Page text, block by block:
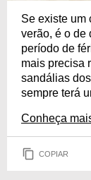
Se existe um
verão, é o de
período de
mais precisa
sandálias
sempre terá
Conheça
COPIAR